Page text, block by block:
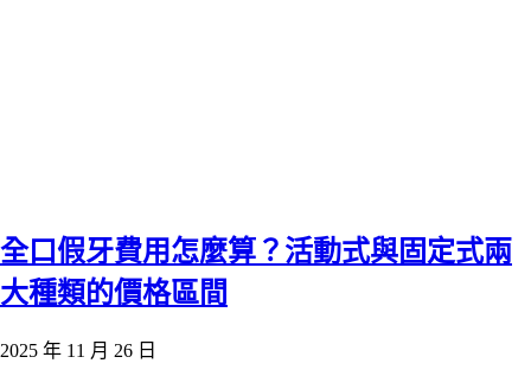
全口假牙費用怎麼算？活動式與固定式兩
大種類的價格區間
2025 年 11 月 26 日